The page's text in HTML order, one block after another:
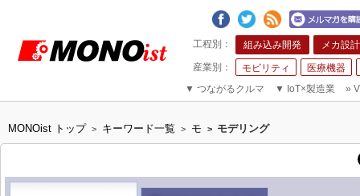
組み込み開発 メカ設計
モビリティ
医療機器
▼ つながるクルマ ▼ IoT×製造業 »
MONOist トップ > キーワード一覧 > モ > モデリング